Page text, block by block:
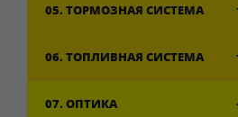
05. ТОРМОЗНАЯ СИСТЕМА
06. ТОПЛИВНАЯ СИСТЕМА
07. ОПТИКА